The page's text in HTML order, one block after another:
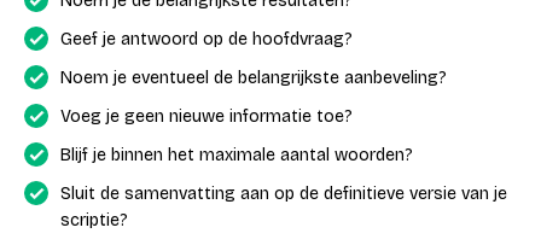
Geef je antwoord op de hoofdvraag?
Noem je eventueel de belangrijkste aanbeveling?
Voeg je geen nieuwe informatie toe?
Blijf je binnen het maximale aantal woorden?
Sluit de samenvatting aan op de definitieve versie van je
scriptie?